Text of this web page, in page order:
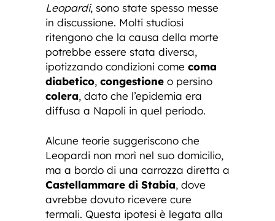
Leopardi, sono state spesso messe
in discussione. Molti studiosi
ritengono che la causa della morte
potrebbe essere stata diversa,
ipotizzando condizioni come coma
diabetico, congestione o persino
colera, dato che l’epidemia era
diffusa a Napoli in quel periodo.
Alcune teorie suggeriscono che
Leopardi non morì nel suo domicilio,
ma a bordo di una carrozza diretta a
Castellammare di Stabia, dove
avrebbe dovuto ricevere cure
termali. Questa ipotesi è legata alla